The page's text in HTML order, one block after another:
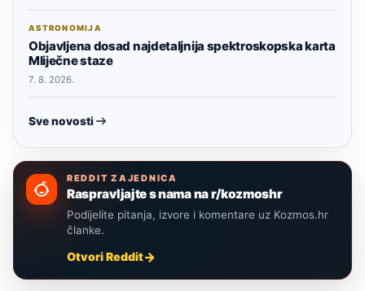
ASTRONOMIJA
Objavljena dosad najdetaljnija spektroskopska karta
Mliječne staze
7. 8. 2026.
Sve novosti
REDDIT ZAJEDNICA
Raspravljajte s nama na r/kozmoshr
Podijelite pitanja, izvore i komentare uz Kozmos.hr
članke.
Otvori Reddit